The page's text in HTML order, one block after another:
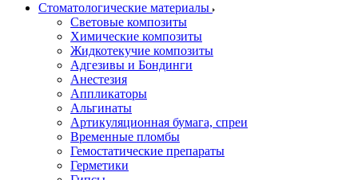
Стоматологические материалы
Световые композиты
Химические композиты
Жидкотекучие композиты
Адгезивы и Бондинги
Анестезия
Аппликаторы
Альгинаты
Артикуляционная бумага, спреи
Временные пломбы
Гемостатические препараты
Герметики